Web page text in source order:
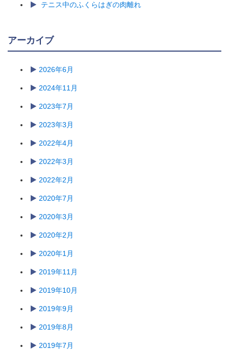
テニス中のふくらはぎの肉離れ
アーカイブ
2026年6月
2024年11月
2023年7月
2023年3月
2022年4月
2022年3月
2022年2月
2020年7月
2020年3月
2020年2月
2020年1月
2019年11月
2019年10月
2019年9月
2019年8月
2019年7月